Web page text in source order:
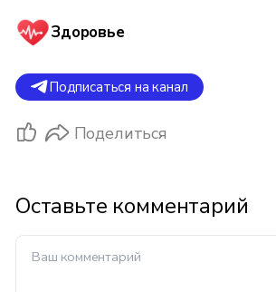
Здоровье
Подписаться на канал
Поделиться
Оставьте комментарий